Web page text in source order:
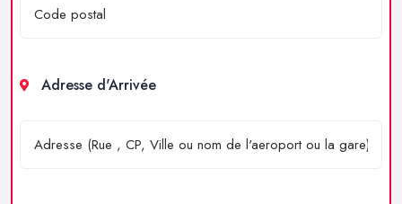
Adresse d'Arrivée